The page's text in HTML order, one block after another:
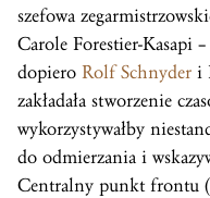
szefowa
Carole Forestier-Kasapi
dopiero Rolf Schnyder i
zakładała stworzenie
wykorzystywałby
do odmierzania i
Centralny punkt frontu